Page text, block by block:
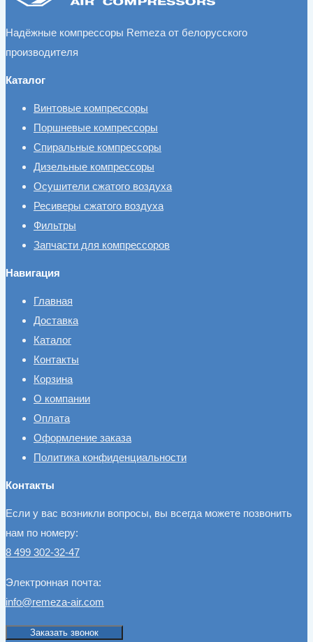
Надёжные компрессоры Remeza от белорусского
производителя
Каталог
Винтовые компрессоры
Поршневые компрессоры
Спиральные компрессоры
Дизельные компрессоры
Осушители сжатого воздуха
Ресиверы сжатого воздуха
Фильтры
Запчасти для компрессоров
Навигация
Главная
Доставка
Каталог
Контакты
Корзина
О компании
Оплата
Оформление заказа
Политика конфиденциальности
Контакты
Если у вас возникли вопросы, вы всегда можете позвонить
нам по номеру:
8 499 302-32-47
Электронная почта:
info@remeza-air.com
Заказать звонок